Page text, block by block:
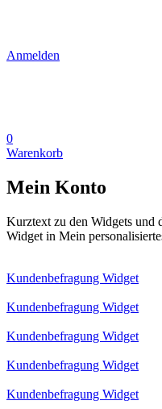
Anmelden
0
Warenkorb
Mein Konto
Kurztext zu den Widgets und
Widget in Mein
Kundenbefragung Widget
Kundenbefragung Widget
Kundenbefragung Widget
Kundenbefragung Widget
Kundenbefragung Widget